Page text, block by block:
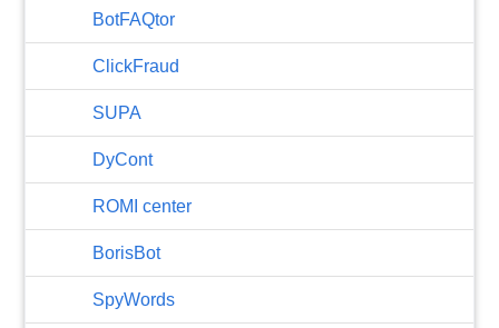
BotFAQtor
​ClickFraud
SUPA
DyCont
ROMI center
BorisBot
SpyWords